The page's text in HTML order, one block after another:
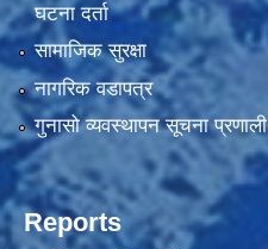
घटना दर्ता
सामाजिक सुरक्षा
नागरिक वडापत्र
गुनासो व्यवस्थापन सूचना प्रणाली
Reports